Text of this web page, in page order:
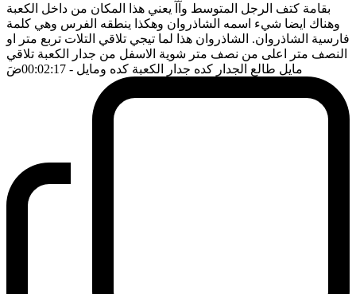
بقامة كتف الرجل المتوسط وآآ يعني هذا المكان من داخل الكعبة
وهناك ايضا شيء اسمه الشاذروان وهكذا ينطقه الفرس وهي كلمة
فارسية الشاذروان. الشاذروان هذا لما تيجي تلاقي التلات تربع متر او
النصف متر اعلى من نصف متر شوية الاسفل من جدار الكعبة تلاقي
مايل طالع الجدار كده جدار الكعبة كده ومايل - 00:02:17 ضَ